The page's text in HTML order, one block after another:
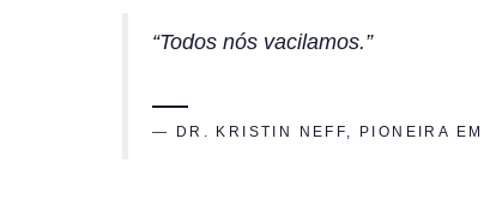
“Todos nós vacilamos.”
— DR. KRISTIN NEFF, PIONEIRA EM